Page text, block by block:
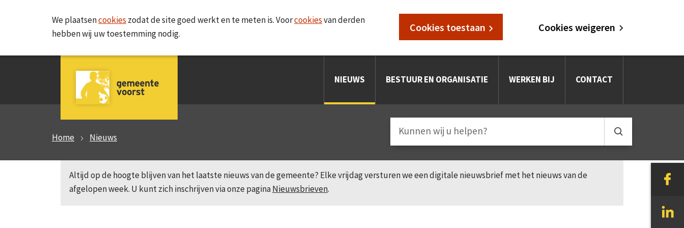
We plaatsencookies zodat de site goed werkt en te meten is. Voorcookiesvan derden
hebben wij uw toestemming nodig.
Cookies toestaan Cookies weigeren
NIEUWS BESTUUR EN ORGANISATIE WERKEN BIJ CONTACT
Home Nieuws
Altijd op de hoogte blijven van het laatste nieuws van de gemeente? Elke vrijdag versturen we een digitale nieuwsbrief met het nieuws van de
afgelopen week. U kunt zich inschrijven via onze paginaNieuwsbrieven.